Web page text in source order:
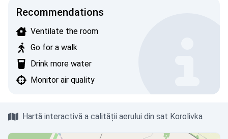
Recommendations
Ventilate the room
Go for a walk
Drink more water
Monitor air quality
Hartă interactivă a calității aerului din sat Korolivka